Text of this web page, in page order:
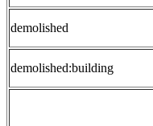
demolished
demolished:building